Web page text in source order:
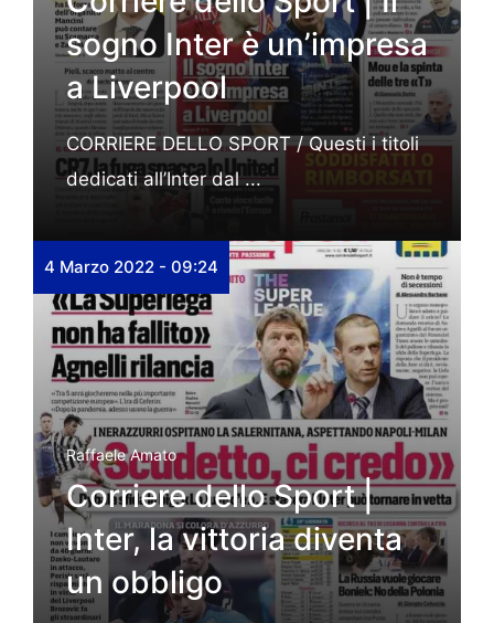
sogno Inter è un’impresa
a Liverpool
CORRIERE DELLO SPORT / Questi i titoli
dedicati all’Inter dal ...
4 Marzo 2022 - 09:24
Raffaele Amato
Corriere dello Sport |
Inter, la vittoria diventa
un obbligo